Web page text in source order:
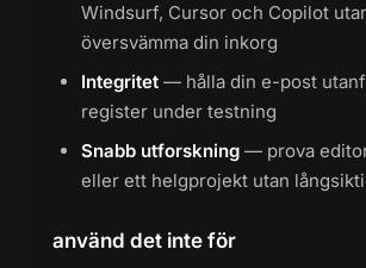
Windsurf, Cursor och Copilot
översvämma din inkorg
Integritet — hålla din e-post
register under testning
Snabb utforskning — prova
eller ett helgprojekt utan
använd det inte för